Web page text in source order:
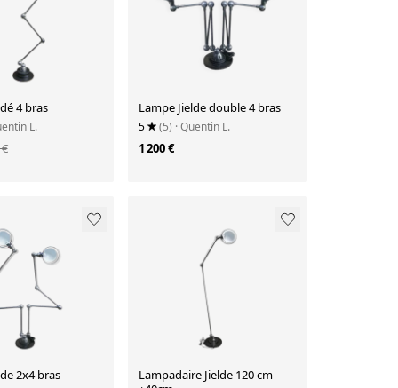
4 bras
L.
Lampe Jielde double 4 bras
5 (5) · Quentin L.
1 200 €
2x4 bras
Lampadaire Jielde 120 cm